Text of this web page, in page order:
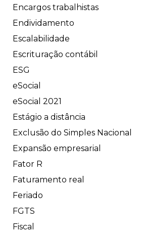
Encargos trabalhistas
Endividamento
Escalabilidade
Escrituração contábil
ESG
eSocial
eSocial 2021
Estágio a distância
Exclusão do Simples Nacional
Expansão empresarial
Fator R
Faturamento real
Feriado
FGTS
Fiscal